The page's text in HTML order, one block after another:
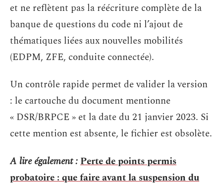
et ne reflètent pas la réécriture complète de la
banque de questions du code ni l’ajout de
thématiques liées aux nouvelles mobilités
(EDPM, ZFE, conduite connectée).
Un contrôle rapide permet de valider la version
: le cartouche du document mentionne
« DSR/BRPCE » et la date du 21 janvier 2023. Si
cette mention est absente, le fichier est obsolète.
A lire également :Perte de points permis
probatoire : que faire avant la suspension du